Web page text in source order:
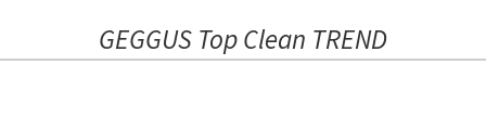
GEGGUS Top Clean TREND